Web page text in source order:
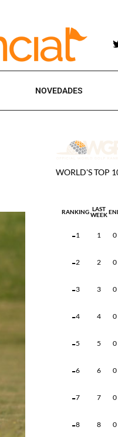
NOVEDADES